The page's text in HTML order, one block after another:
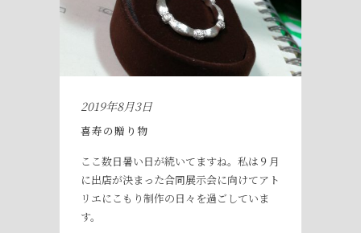
2019年8月3日
喜寿の贈り物
ここ数日暑い日が続いてますね。私は９月
に出店が決まった合同展示会に向けてアト
リエにこもり制作の日々を過ごしていま
す。